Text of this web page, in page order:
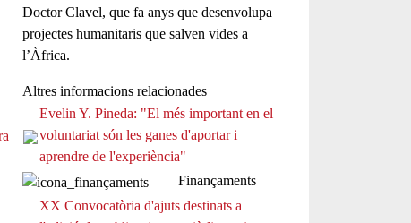
Doctor Clavel, que fa anys que desenvolupa
projectes humanitaris que salven vides a
l’Àfrica.
Altres informacions relacionades
Evelin Y. Pineda: "El més important en el
voluntariat són les ganes d'aportar i
aprendre de l'experiència"
Finançaments
XX Convocatòria d'ajuts destinats a